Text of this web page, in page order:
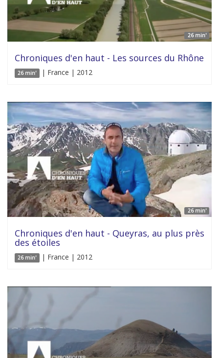
26 min'
Chroniques d'en haut - Les sources du Rhône
26 min' | France | 2012
26 min'
Chroniques d'en haut - Queyras, au plus près
des étoiles
26 min' | France | 2012